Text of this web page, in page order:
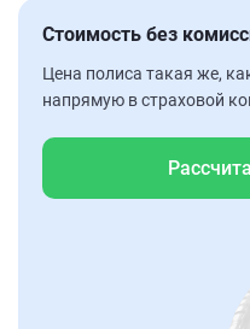
Стоимость без
Цена полиса такая же,
напрямую в страховой